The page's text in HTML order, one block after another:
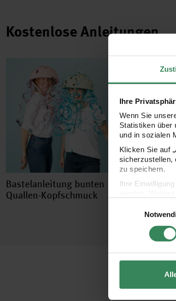
Ihre
Wenn Sie
Statistiken über
und in sozialen
Klicken Sie auf
sicherzustellen,
zu speichern.
Ihre
Impressum
Kostenlose Anleitungen.
Bastelanleitung bunten
Quallen-Kopfschmuck